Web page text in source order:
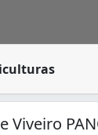
estimada
Viveiro